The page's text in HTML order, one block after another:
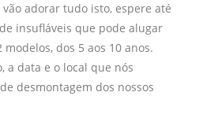
adorar tudo isto, espere até
insufláveis que pode alugar
modelos, dos 5 aos 10 anos.
a data e o local que nós
desmontagem dos nossos